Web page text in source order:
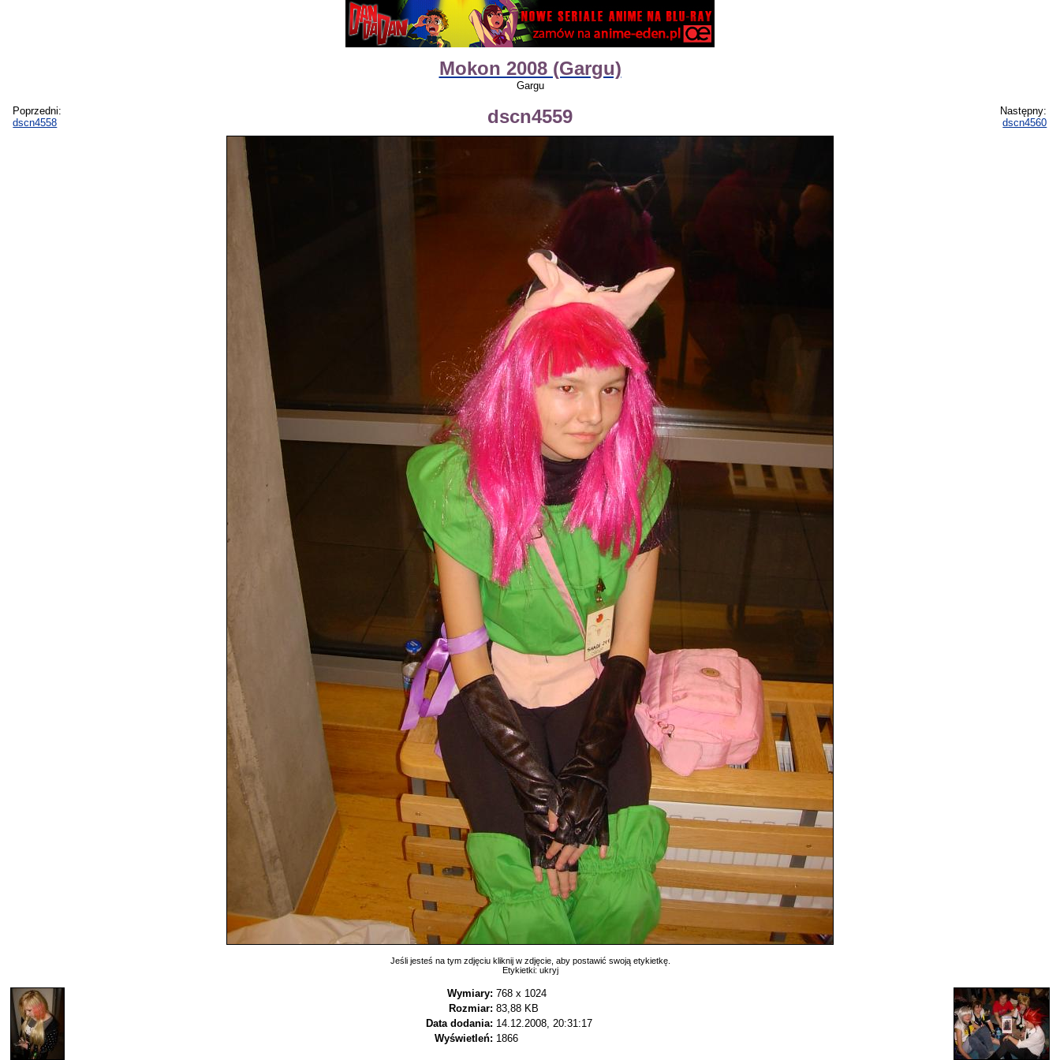
Mokon 2008 (Gargu)
Gargu
Poprzedni:
dscn4558
dscn4559
Następny:
dscn4560
Jeśli jesteś na tym zdjęciu kliknij w zdjęcie, aby postawić swoją etykietkę.
Etykietki: ukryj
Wymiary: 768 x 1024
Rozmiar: 83,88 KB
Data dodania: 14.12.2008, 20:31:17
Wyświetleń: 1866